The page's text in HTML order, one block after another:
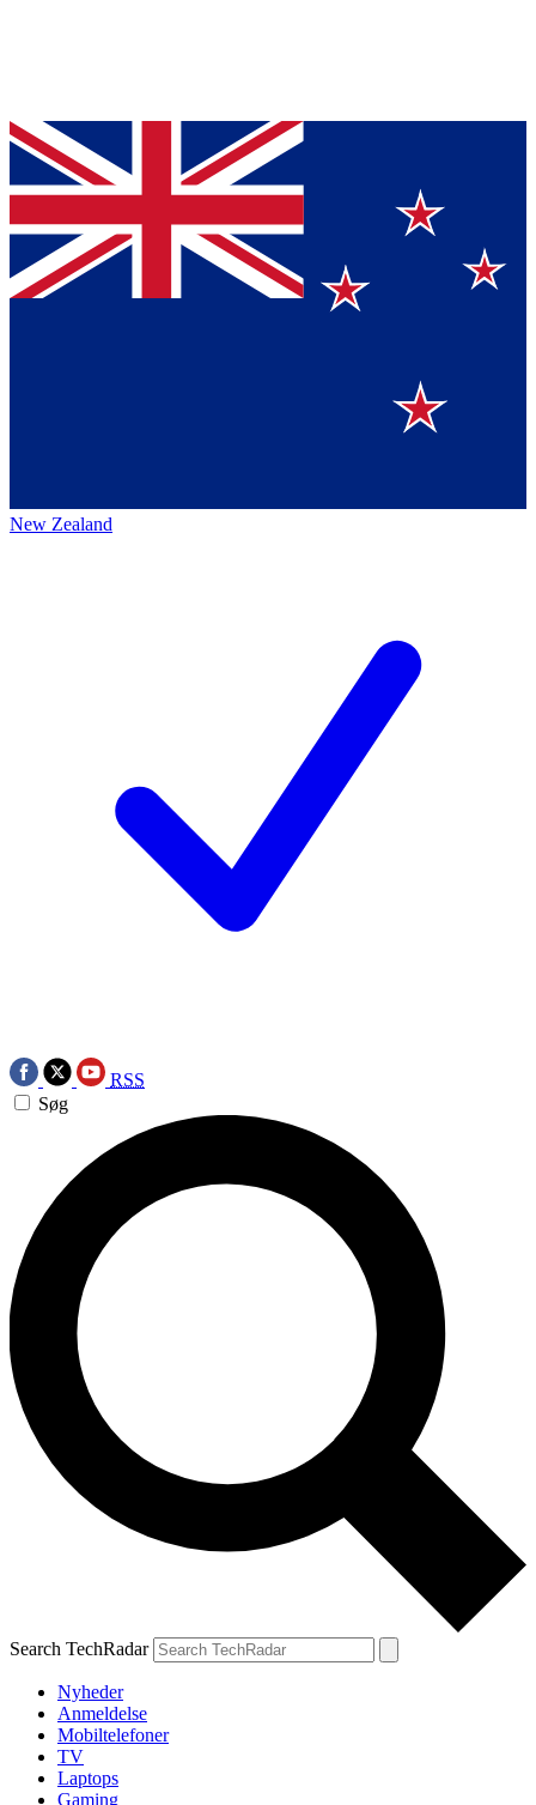
New Zealand
RSS
Søg
Search TechRadar
Nyheder
Anmeldelse
Mobiltelefoner
TV
Laptops
Gaming